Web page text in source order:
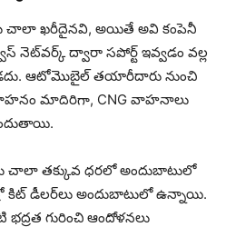
చాలా ఖరీదైనవి, అయితే అవి కంపెనీ
నెట్‌వర్క్ ద్వారా స‌పోర్ట్ ఇవ్వ‌డం వల్ల
ఆటోమొబైల్ తయారీదారు నుంచి
మాదిరిగా, CNG వాహనాలు
చాలా త‌క్కువ ధ‌ర‌లో అందుబాటులో
కిట్ డీలర్‌లు అందుబాటులో ఉన్నాయి.
గురించి ఆందోళనలు